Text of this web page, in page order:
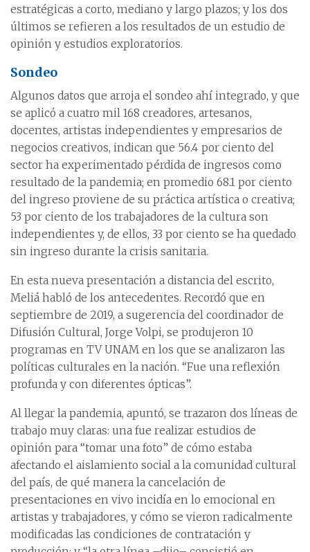
estratégicas a corto, mediano y largo plazos; y los dos
últimos se refieren a los resultados de un estudio de
opinión y estudios exploratorios.
Sondeo
Algunos datos que arroja el sondeo ahí integrado, y que
se aplicó a cuatro mil 168 creadores, artesanos,
docentes, artistas independientes y empresarios de
negocios creativos, indican que 56.4 por ciento del
sector ha experimentado pérdida de ingresos como
resultado de la pandemia; en promedio 68.1 por ciento
del ingreso proviene de su práctica artística o creativa;
53 por ciento de los trabajadores de la cultura son
independientes y, de ellos, 33 por ciento se ha quedado
sin ingreso durante la crisis sanitaria.
En esta nueva presentación a distancia del escrito,
Meliá habló de los antecedentes. Recordó que en
septiembre de 2019, a sugerencia del coordinador de
Difusión Cultural, Jorge Volpi, se produjeron 10
programas en TV UNAM en los que se analizaron las
políticas culturales en la nación. “Fue una reflexión
profunda y con diferentes ópticas”.
Al llegar la pandemia, apuntó, se trazaron dos líneas de
trabajo muy claras: una fue realizar estudios de
opinión para “tomar una foto” de cómo estaba
afectando el aislamiento social a la comunidad cultural
del país, de qué manera la cancelación de
presentaciones en vivo incidía en lo emocional en
artistas y trabajadores, y cómo se vieron radicalmente
modificadas las condiciones de contratación y